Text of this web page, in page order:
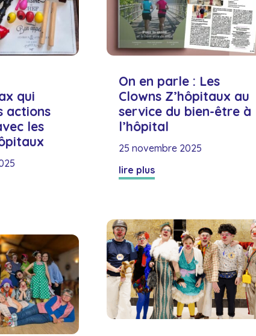
qui
actions
les
On en parle : Les
Clowns Z’hôpitaux au
service du bien-être à
l’hôpital
25 novembre 2025
lire plus